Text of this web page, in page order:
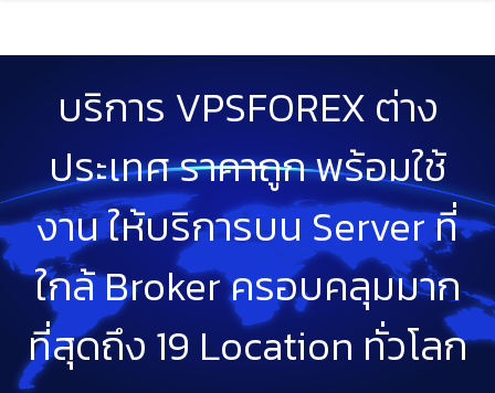
content
บริการ VPSFOREX ต่าง
ประเทศ ราคาถูก พร้อมใช้
งาน ให้บริการบน Server ที่
ใกล้ Broker ครอบคลุมมาก
ที่สุดถึง 19 Location ทั่วโลก